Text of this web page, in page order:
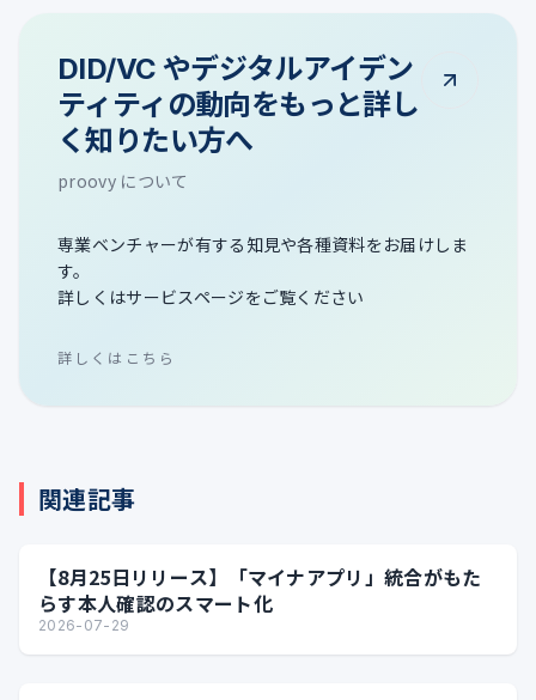
DID/VC やデジタルアイデン
ティティの動向をもっと詳し
く知りたい方へ
proovy について
専業ベンチャーが有する知見や各種資料をお届けしま
す。
詳しくはサービスページをご覧ください
詳しくはこちら
関連記事
【8月25日リリース】「マイナアプリ」統合がもた
らす本人確認のスマート化
2026-07-29